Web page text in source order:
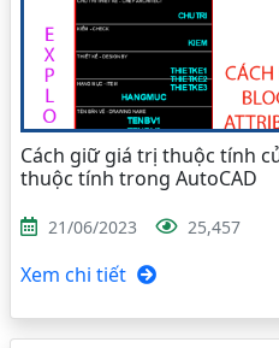
Cách giữ giá trị thuộc tính
thuộc tính trong AutoCAD
21/06/2023 25,457
Xem chi tiết